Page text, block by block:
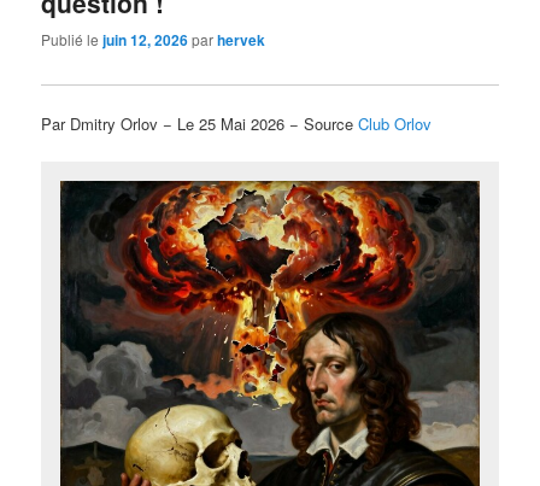
Publié lejuin 12, 2026parhervek
Par Dmitry Orlov − Le 25 Mai 2026 − SourceClub Orlov